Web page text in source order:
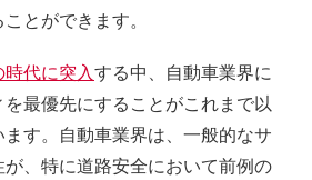
とができます。
代に突入する中、自動車業界に
最優先にすることがこれまで以
ます。自動車業界は、一般的なサ
、特に道路安全において前例の